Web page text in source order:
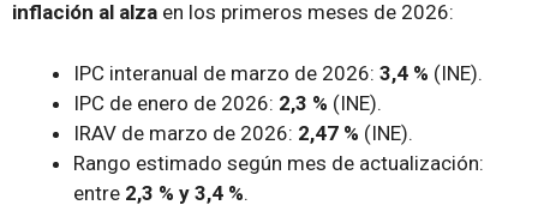
inflación al alza en los primeros meses de 2026:
IPC interanual de marzo de 2026: 3,4 % (INE).
IPC de enero de 2026: 2,3 % (INE).
IRAV de marzo de 2026: 2,47 % (INE).
Rango estimado según mes de actualización:
entre 2,3 % y 3,4 %.